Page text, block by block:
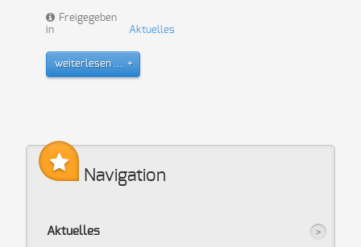
Freigegeben
in
Aktuelles
weiterlesen ...
Navigation
Aktuelles